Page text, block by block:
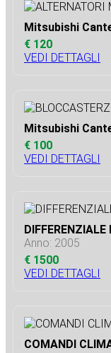
Mitsubishi
€ 120
VEDI DETTAGLI
Mitsubishi
€ 100
VEDI DETTAGLI
Anno: 2005
€ 1500
VEDI DETTAGLI
COMANDI